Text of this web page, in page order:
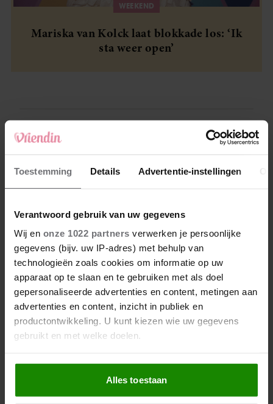
Toestemming Details Advertentie-instellingen
Verantwoord gebruik van uw gegevens
Wij en onze 1022 partners verwerken je persoonlijke
gegevens (bijv. uw IP-adres) met behulp van
technologieën zoals cookies om informatie op uw
apparaat op te slaan en te gebruiken met als doel
gepersonaliseerde advertenties en content, metingen aan
advertenties en content, inzicht in publiek en
productontwikkeling. U kunt kiezen wie uw gegevens
gebruikt en met welke doelen.
Als u het toestaat, willen we ook graag:
Informatie verzamelen over uw geografische
locatie, die tot een paar meter nauwkeurig kan zijn
Alles toestaan
WEEKEND
Mariska van Kolck laat blokkade los: ‘Ik
sta weer open’
Meer van Redactie
Waar zijn de B&B’s van
eigenlijk?
Zien: vijftien jaar later
doen Bas Smit en Nicolette
van Dam dit opnieuw
Aangrijpend moment in
B&B Vol Liefde: Eline